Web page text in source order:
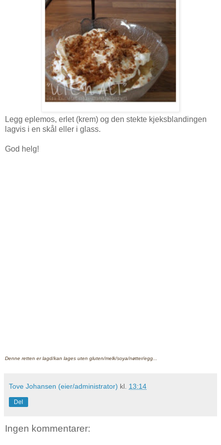
Legg eplemos, erlet (krem) og den stekte kjeksblandingen
lagvis i en skål eller i glass.
God helg!
Denne retten er lagd/kan lages uten gluten/melk/soya/nøtter/egg...
Tove Johansen (eier/administrator) kl. 13:14
Del
Ingen kommentarer: